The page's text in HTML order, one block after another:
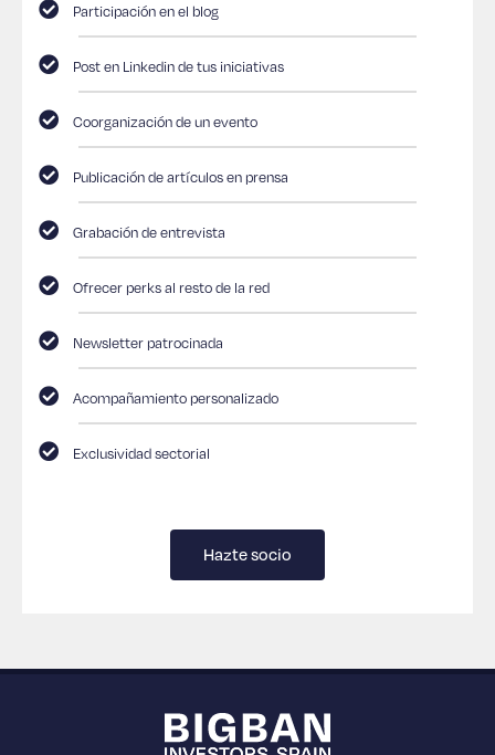
Participación en el blog
Post en Linkedin de tus iniciativas
Coorganización de un evento
Publicación de artículos en prensa
Grabación de entrevista
Ofrecer perks al resto de la red
Newsletter patrocinada
Acompañamiento personalizado
Exclusividad sectorial
Hazte socio